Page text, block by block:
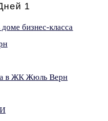
1
бизнес-класса
в ЖК Жюль Верн